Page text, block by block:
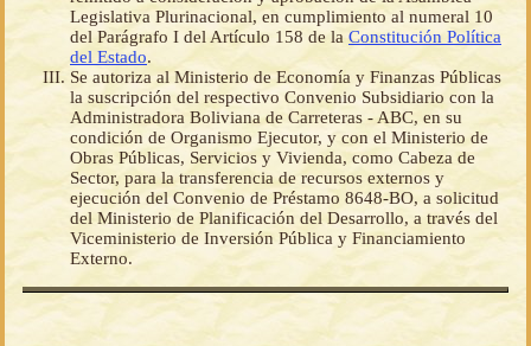
Legislativa Plurinacional, en cumplimiento al numeral 10
del Parágrafo I del Artículo 158 de laConstitución Política
del Estado.
Se autoriza al Ministerio de Economía y Finanzas Públicas
la suscripción del respectivo Convenio Subsidiario con la
Administradora Boliviana de Carreteras - ABC, en su
condición de Organismo Ejecutor, y con el Ministerio de
Obras Públicas, Servicios y Vivienda, como Cabeza de
Sector, para la transferencia de recursos externos y
ejecución del Convenio de Préstamo 8648-BO, a solicitud
del Ministerio de Planificación del Desarrollo, a través del
Viceministerio de Inversión Pública y Financiamiento
Externo.